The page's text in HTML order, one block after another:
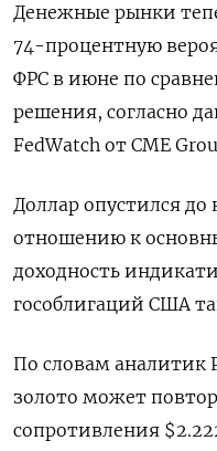
Денежные рынки
74-процентную
ФРС в июне по
решения, согласно
FedWatch от CME
Доллар опустился
отношению к
доходность
гособлигаций США
По словам аналитик
золото может
сопротивления